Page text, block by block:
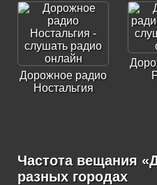
Дорожное радио
Ностальгия
Частота вещания
разных городах